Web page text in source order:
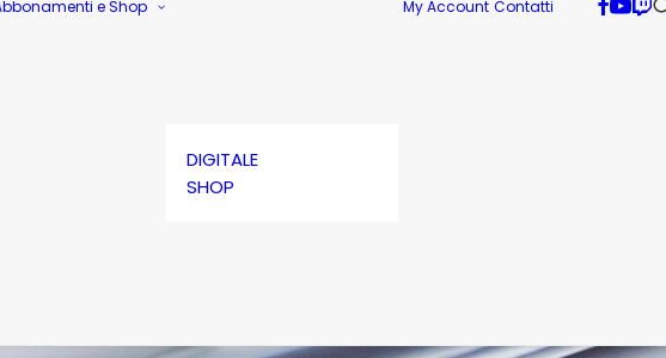
e Shop
DIGITALE
SHOP
My Account Contatti